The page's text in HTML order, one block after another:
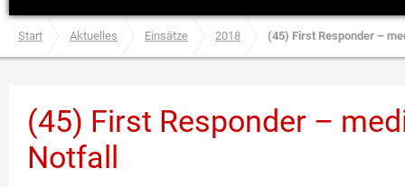
Start Aktuelles Einsätze 2018 (45) First Responder –
(45) First Responder –
Notfall